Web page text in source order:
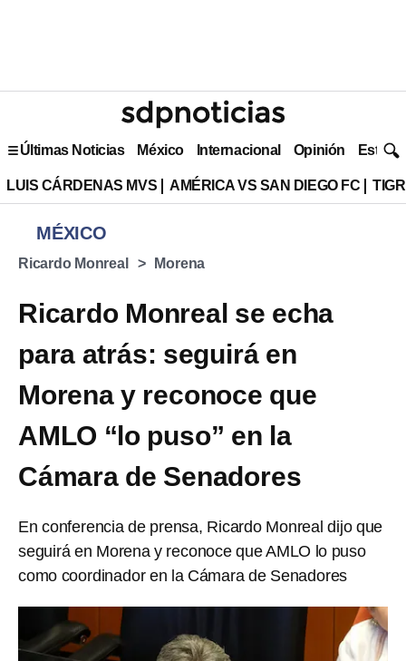
Últimas Noticias México Internacional Opinión Estilo
LUIS CÁRDENAS MVS AMÉRICA VS SAN DIEGO FC
MÉXICO
Ricardo Monreal Morena
Ricardo Monreal se echa
para atrás: seguirá en
Morena y reconoce que
AMLO “lo puso” en la
Cámara de Senadores
En conferencia de prensa, Ricardo Monreal dijo que
seguirá en Morena y reconoce que AMLO lo puso
como coordinador en la Cámara de Senadores